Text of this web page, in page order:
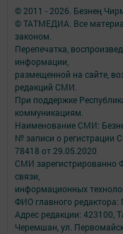
© 2011 - 2026. Безнең
© ТАТМЕДИА. Все
законом.
Перепечатка,
информации,
размещенной на сайте,
редакций СМИ.
При поддержке
коммуникациям.
Наименование СМИ:
№ записи о регистрации
78418 от 29.05.2020
СМИ зарегистрированно
связи,
информационных
ФИО главного
Адрес редакции: 423100,
Черемшан, ул.